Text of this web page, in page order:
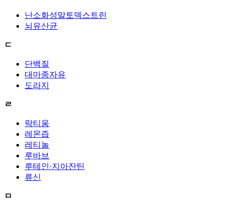
난소화성말토덱스트린
뇌유산균
ㄷ
단백질
대마종자유
도라지
ㄹ
락티움
레몬즙
레티놀
루바브
루테인·지아잔틴
류신
ㅁ